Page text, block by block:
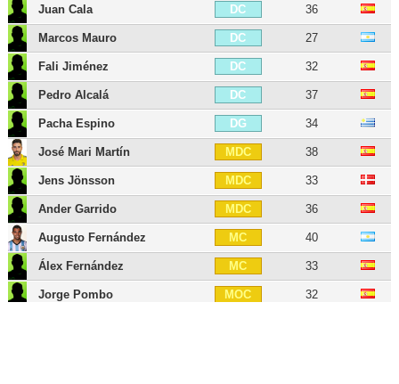
Juan Cala DC 36
Marcos Mauro DC 27
Fali Jiménez DC 32
Pedro Alcalá DC 37
Pacha Espino DG 34
José Mari Martín MDC 38
Jens Jönsson MDC 33
Ander Garrido MDC 36
Augusto Fernández MC 40
Álex Fernández MC 33
Jorge Pombo MOC 32